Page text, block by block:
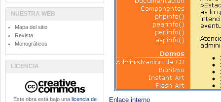
Enlace interno
NUESTRA WEB
Mapa del sitio
Revista
Monográficos
LICENCIA
Este obra está bajo una licencia de